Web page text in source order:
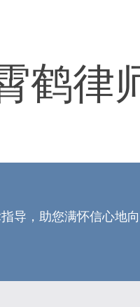
鹤律
导，助您满怀信心地向